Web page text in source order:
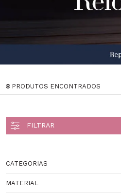
8 PRODUTOS ENCONTRADOS
CATEGORIAS
MATERIAL